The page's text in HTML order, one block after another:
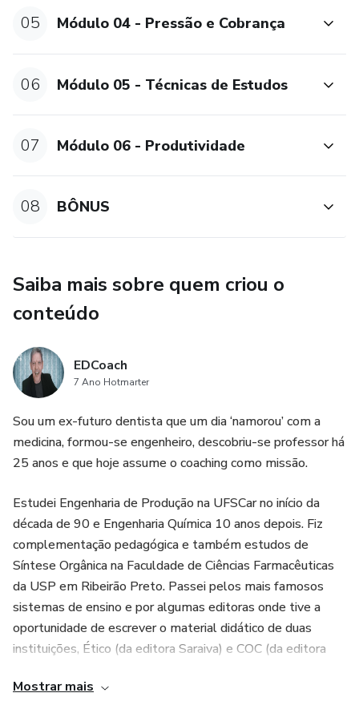
05 Módulo 04 - Pressão e Cobrança
06 Módulo 05 - Técnicas de Estudos
07 Módulo 06 - Produtividade
08 BÔNUS
Saiba mais sobre quem criou o
conteúdo
EDCoach
7 Ano Hotmarter
Sou um ex-futuro dentista que um dia ‘namorou’ com a
medicina, formou-se engenheiro, descobriu-se professor há
25 anos e que hoje assume o coaching como missão.
Estudei Engenharia de Produção na UFSCar no início da
década de 90 e Engenharia Química 10 anos depois. Fiz
complementação pedagógica e também estudos de
Síntese Orgânica na Faculdade de Ciências Farmacêuticas
da USP em Ribeirão Preto. Passei pelos mais famosos
sistemas de ensino e por algumas editoras onde tive a
oportunidade de escrever o material didático de duas
instituições, Ético (da editora Saraiva) e COC (da editora
Mostrar mais